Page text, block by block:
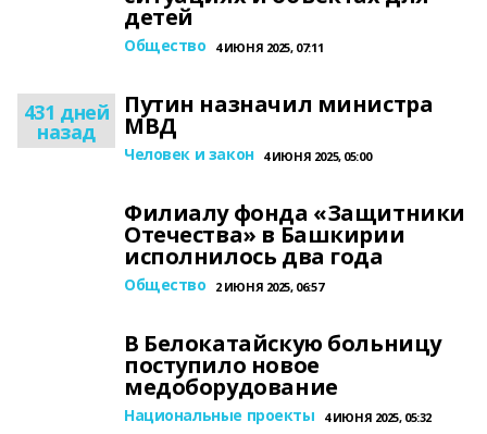
детей
Общество 4 ИЮНЯ 2025, 07:11
431 дней
назад
Путин назначил министра
МВД
Человек и закон 4 ИЮНЯ 2025, 05:00
Филиалу фонда «Защитники
Отечества» в Башкирии
исполнилось два года
Общество 2 ИЮНЯ 2025, 06:57
В Белокатайскую больницу
поступило новое
медоборудование
Национальные проекты 4 ИЮНЯ 2025, 05:32